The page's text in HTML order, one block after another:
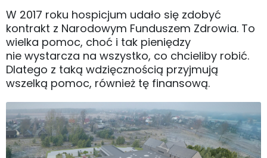
W 2017 roku hospicjum udało się zdobyć
kontrakt z Narodowym Funduszem Zdrowia. To
wielka pomoc, choć i tak pieniędzy
nie wystarcza na wszystko, co chcieliby robić.
Dlatego z taką wdzięcznością przyjmują
wszelką pomoc, również tę finansową.